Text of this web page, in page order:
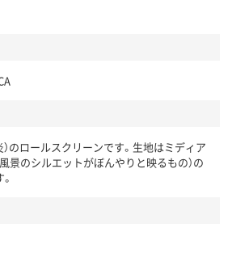
）のロールスクリーンです。生地はミディア
風景のシルエットがぼんやりと映るもの）の